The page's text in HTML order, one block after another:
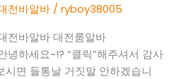
전바알바 /ryboy38005
전바알바 대전룸알바
하세요~!? “클릭”해주셔서 감사
면 들통날 거짓말 안하겠습니